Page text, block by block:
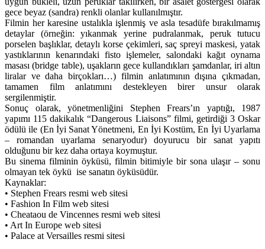
gece beyaz (sandra) renkli olanlar kullanılmıştır.
Filmin her karesine ustalıkla işlenmiş ve asla tesadüfe bırakılmamış
detaylar (örneğin: yıkanmak yerine pudralanmak, peruk tutucu
porselen başlıklar, detaylı korse çekimleri, saç spreyi maskesi, yatak
yastıklarının kenarındaki fisto işlemeler, salondaki kağıt oynama
masası (bridge table), uşakların gece kullandıkları şamdanlar, iri altın
liralar ve daha birçokları…) filmin anlatımının dışına çıkmadan,
tamamen film anlatımını destekleyen birer unsur olarak
sergilenmiştir.
Sonuç olarak, yönetmenliğini Stephen Frears’ın yaptığı, 1987
yapımı 115 dakikalık “Dangerous Liaisons” filmi, getirdiği 3 Oskar
ödülü ile (En İyi Sanat Yönetmeni, En İyi Kostüm, En İyi Uyarlama
– romandan uyarlama senaryodur) doyurucu bir sanat yapıtı
olduğunu bir kez daha ortaya koymuştur.
Bu sinema filminin öyküsü, filmin bitimiyle bir sona ulaşır – sonu
olmayan tek öykü ise sanatın öyküsüdür.
Kaynaklar:
• Stephen Frears resmi web sitesi
• Fashion In Film web sitesi
• Cheataou de Vincennes resmi web sitesi
• Art In Europe web sitesi
• Palace at Versailles resmi sitesi